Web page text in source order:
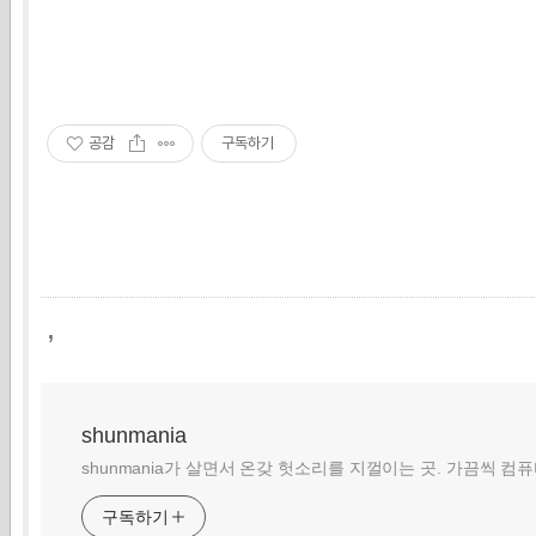
공감 구독하기
,
shunmania
shunmania가 살면서 온갖 헛소리를 지껄이는 곳. 가끔씩 컴
구독하기